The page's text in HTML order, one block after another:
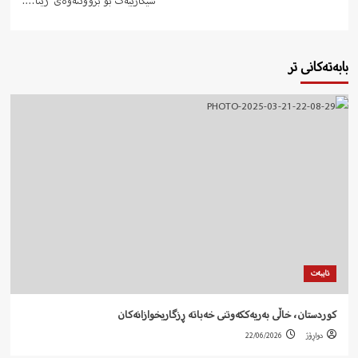
بابەتەکانی تر
تایبەت
کوردستان، خاڵی بەریەککەوتنی خەباتە ڕزگاریخوازانەکان
دواڕۆژ 22/06/2026